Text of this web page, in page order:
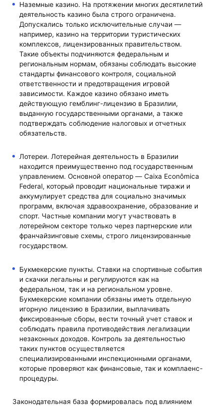
Наземные казино. На протяжении многих десятилетий
деятельность казино была строго ограничена.
Допускались только исключительные случаи —
например, казино на территории туристических
комплексов, лицензированных правительством.
Такие объекты подчиняются федеральным и
региональным нормам, обязаны соблюдать высокие
стандарты финансового контроля, социальной
ответственности и предотвращения игровой
зависимости. Каждое казино обязано иметь
действующую гемблинг-лицензию в Бразилии,
выданную государственными органами, а также
подтверждать соблюдение налоговых и отчетных
обязательств.
Лотереи. Лотерейная деятельность в Бразилии
находится преимущественно под государственным
управлением. Основной оператор — Caixa Econômica
Federal, который проводит национальные тиражи и
аккумулирует средства для социально значимых
программ, включая здравоохранение, образование и
спорт. Частные компании могут участвовать в
лотерейном секторе только через партнерские или
франчайзинговые схемы, строго лицензированные
государством.
Букмекерские пункты. Ставки на спортивные события
и скачки легальны и регулируются как на
федеральном, так и на региональном уровне.
Букмекерские компании обязаны иметь отдельную
игорную лицензию в Бразилии, выплачивать
фиксированные сборы, вести точный учет ставок и
соблюдать правила противодействия легализации
незаконных доходов. Контроль за деятельностью
таких пунктов осуществляется
специализированными инспекционными органами,
которые проверяют как финансовые, так и комплаенс-
процедуры.
Законодательная база формировалась под влиянием